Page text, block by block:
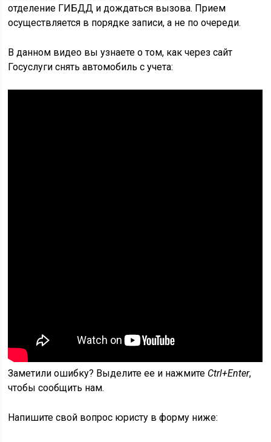
отделение ГИБДД и дождаться вызова. Прием
осуществляется в порядке записи, а не по очереди.
В данном видео вы узнаете о том, как через сайт
Госуслуги снять автомобиль с учета:
Заметили ошибку? Выделите ее и нажмите Ctrl+Enter,
чтобы сообщить нам.
Напишите свой вопрос юристу в форму ниже: